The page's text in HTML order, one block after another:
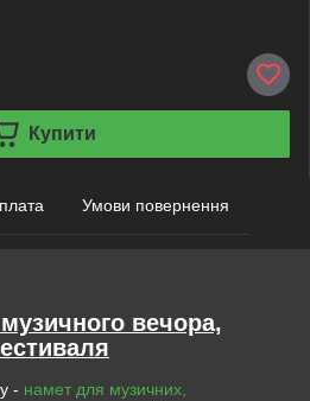
Купити
Умови повернення
вечора,
- намет для музичних,